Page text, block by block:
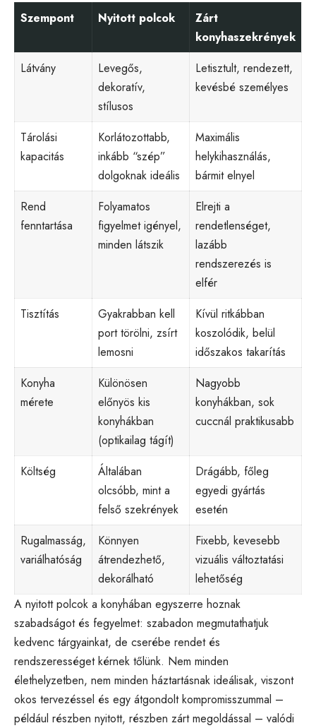
Szempont Nyitott polcok
Zárt
konyhaszekrények
Látvány
Levegős,
dekoratív,
stílusos
Letisztult, rendezett,
kevésbé személyes
Tárolási
kapacitás
Korlátozottabb,
inkább “szép”
dolgoknak ideális
Maximális
helykihasználás,
bármit elnyel
Rend
fenntartása
Folyamatos
figyelmet igényel,
minden látszik
Elrejti a
rendetlenséget,
lazább
rendszerezés is
elfér
Tisztítás
Gyakrabban kell
port törölni, zsírt
lemosni
Kívül ritkábban
koszolódik, belül
időszakos takarítás
Konyha
mérete
Különösen
előnyös kis
konyhákban
(optikailag tágít)
Nagyobb
konyhákban, sok
cuccnál praktikusabb
Költség
Általában
olcsóbb, mint a
felső szekrények
Drágább, főleg
egyedi gyártás
esetén
Rugalmasság,
variálhatóság
Könnyen
átrendezhető,
dekorálható
Fixebb, kevesebb
vizuális változtatási
lehetőség
A nyitott polcok a konyhában egyszerre hoznak
szabadságot és fegyelmet: szabadon megmutathatjuk
kedvenc tárgyainkat, de cserébe rendet és
rendszerességet kérnek tőlünk. Nem minden
élethelyzetben, nem minden háztartásnak ideálisak, viszont
okos tervezéssel és egy átgondolt kompromisszummal –
például részben nyitott, részben zárt megoldással – valódi